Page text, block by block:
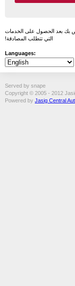
بك بعد الحصول على الخدمات
التي تتطلب المصادقة!
Languages:
Served by snape
Copyright © 2005 - 2012
Powered by Jasig Central